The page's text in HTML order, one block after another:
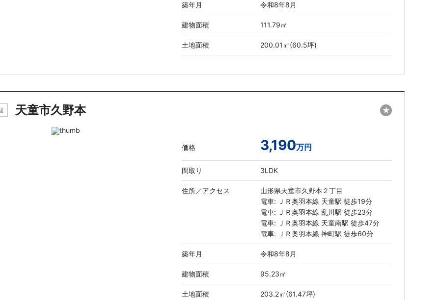
築年月 令和8年8月
建物面積 111.79㎡
土地面積 200.01㎡(60.5坪)
天童市久野本
価格 3,190万円
間取り 3LDK
住所／アクセス
山形県天童市久野本２丁目
電車: ＪＲ奥羽本線 天童駅 徒歩19分
電車: ＪＲ奥羽本線 乱川駅 徒歩23分
電車: ＪＲ奥羽本線 天童南駅 徒歩47分
電車: ＪＲ奥羽本線 神町駅 徒歩60分
築年月 令和8年8月
建物面積 95.23㎡
土地面積 203.2㎡(61.47坪)
★